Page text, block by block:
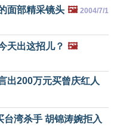
面部精采镜头 🖼️ 2004/7/1
天出这招儿？ 🖼️
出200万元买曾庆红人
台湾杀手 胡锦涛婉拒入